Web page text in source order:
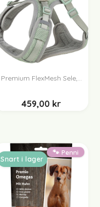
Premium FlexMesh Sele,...
459,00 kr
🐾 Penni
Snart i lager